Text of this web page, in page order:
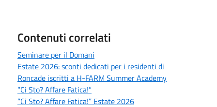
Contenuti correlati
Seminare per il Domani
Estate 2026: sconti dedicati per i residenti di
Roncade iscritti a H-FARM Summer Academy
“Ci Sto? Affare Fatica!”
“Ci Sto? Affare Fatica!” Estate 2026